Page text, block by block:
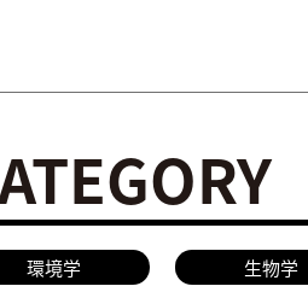
環境学 生物学